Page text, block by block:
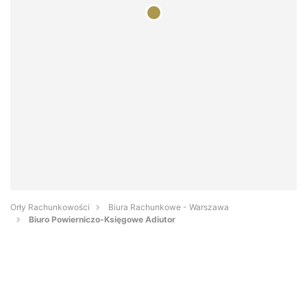
Orły Rachunkowości
Biura Rachunkowe - Warszawa
Biuro Powierniczo-Księgowe Adiutor